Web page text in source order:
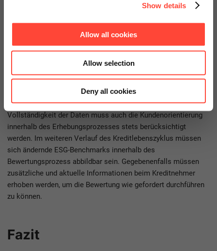
Show details
Allow all cookies
Allow selection
Deny all cookies
angesehen werden, sondern deren Auswirkungen auf bereits
bekannte Risikokategorien beurteilt werden sollen, müssen
innerhalb des Risikomanagements die Bewertungsprozesse
Damit Institute die benötigten Daten möglichst eigenständig
erheben können, müssen auch zentrale Prozesse wie bspw.
der Kreditantragsprozess erweitert werden. Neben der
Vollständigkeit der Daten muss auch die Kundenorientierung
innerhalb des Erhebungsprozesses stets berücksichtigt
werden. Im weiteren Verlauf des Kreditlebenszyklus müssen
sich ändernde ESG-Benchmarks innerhalb des
Bewertungsprozess abbildbar sein. Gegebenenfalls müssen
zusätzliche und aktuelle Informationen beim Kreditnehmer
erhoben werden, um die Bewertung wie gefordert durchführen
zu können.
Fazit